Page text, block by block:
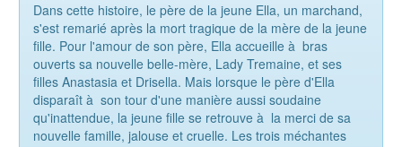
Dans cette histoire, le père de la jeune Ella, un marchand,
s'est remarié après la mort tragique de la mère de la jeune
fille. Pour l'amour de son père, Ella accueille à bras
ouverts sa nouvelle belle-mère, Lady Tremaine, et ses
filles Anastasia et Drisella. Mais lorsque le père d'Ella
disparaît à son tour d'une manière aussi soudaine
qu'inattendue, la jeune fille se retrouve à la merci de sa
nouvelle famille, jalouse et cruelle. Les trois méchantes